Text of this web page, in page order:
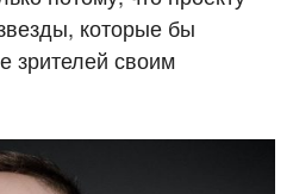
которые бы
зрителей своим